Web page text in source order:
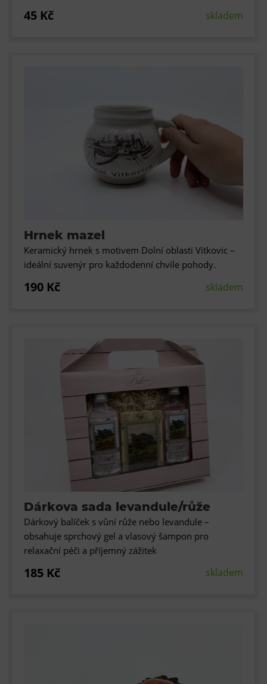
45 Kč skladem
Hrnek mazel
Keramický hrnek s motivem Dolní oblasti Vítkovic –
ideální suvenýr pro každodenní chvíle pohody.
190 Kč skladem
Dárkova sada levandule/růže
Dárkový balíček s vůní růže nebo levandule –
obsahuje sprchový gel a vlasový šampon pro
relaxační péči a příjemný zážitek
185 Kč skladem